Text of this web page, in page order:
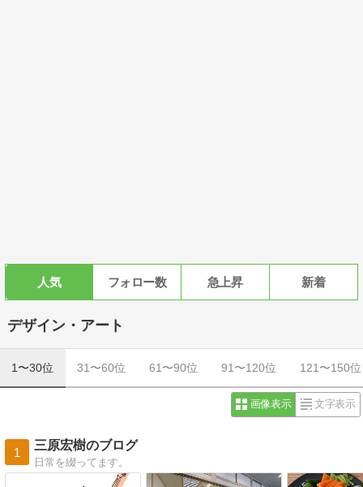
人気 フォロー数 急上昇 新着
デザイン・アート
1〜30位 31〜60位 61〜90位 91〜120位 121〜150位
画像表示 文字表示
1
三原宏樹のブログ
日常を綴ってます。